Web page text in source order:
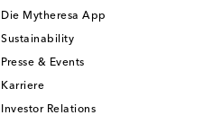
Die Mytheresa App
Sustainability
Presse & Events
Karriere
Investor Relations